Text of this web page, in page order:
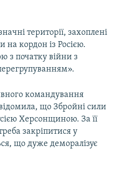
території, захоплені
на кордон із Росією.
з початку війни з
командування
що Збройні сили
Херсонщиною. За її
закріпитися у
що дуже деморалізує